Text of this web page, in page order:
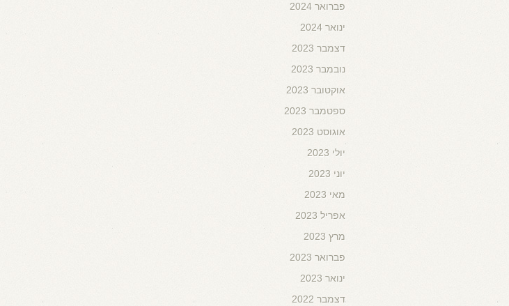
פברואר 2024
ינואר 2024
דצמבר 2023
נובמבר 2023
אוקטובר 2023
ספטמבר 2023
אוגוסט 2023
יולי 2023
יוני 2023
מאי 2023
אפריל 2023
מרץ 2023
פברואר 2023
ינואר 2023
דצמבר 2022